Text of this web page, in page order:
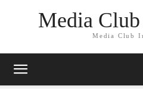
Media
Media Club